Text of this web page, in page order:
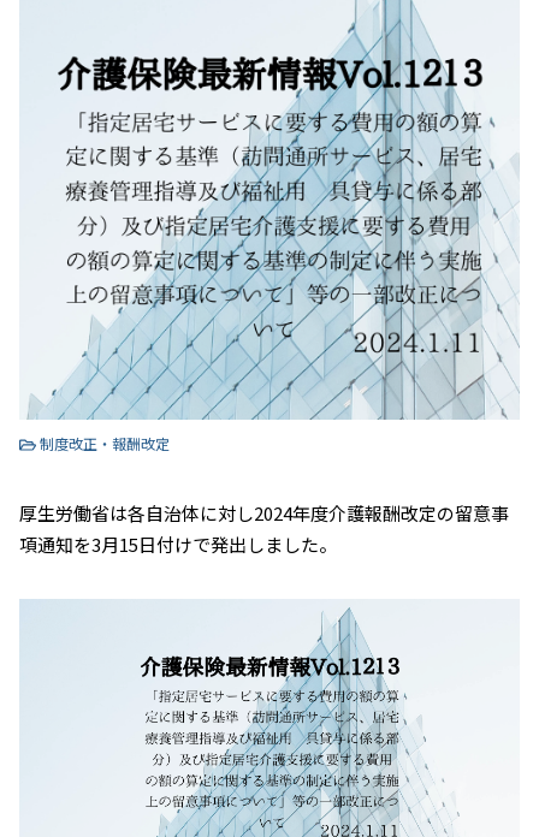
制度改正・報酬改定
厚生労働省は各自治体に対し2024年度介護報酬改定の留意事
項通知を3月15日付けで発出しました。